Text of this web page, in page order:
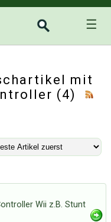
☰
mit
(4)
Wii z.B. Stunt